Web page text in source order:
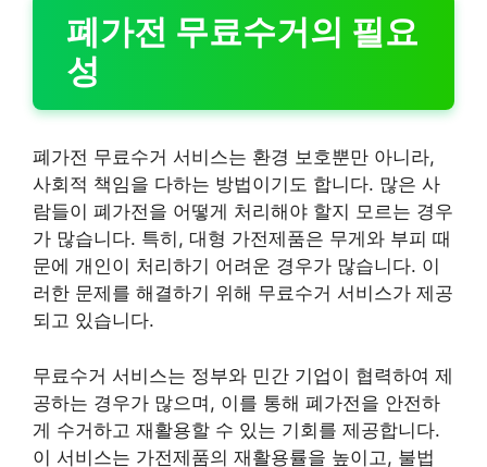
폐가전 무료수거의 필요
성
폐가전 무료수거 서비스는 환경 보호뿐만 아니라,
사회적 책임을 다하는 방법이기도 합니다. 많은 사
람들이 폐가전을 어떻게 처리해야 할지 모르는 경우
가 많습니다. 특히, 대형 가전제품은 무게와 부피 때
문에 개인이 처리하기 어려운 경우가 많습니다. 이
러한 문제를 해결하기 위해 무료수거 서비스가 제공
되고 있습니다.
무료수거 서비스는 정부와 민간 기업이 협력하여 제
공하는 경우가 많으며, 이를 통해 폐가전을 안전하
게 수거하고 재활용할 수 있는 기회를 제공합니다.
이 서비스는 가전제품의 재활용률을 높이고, 불법